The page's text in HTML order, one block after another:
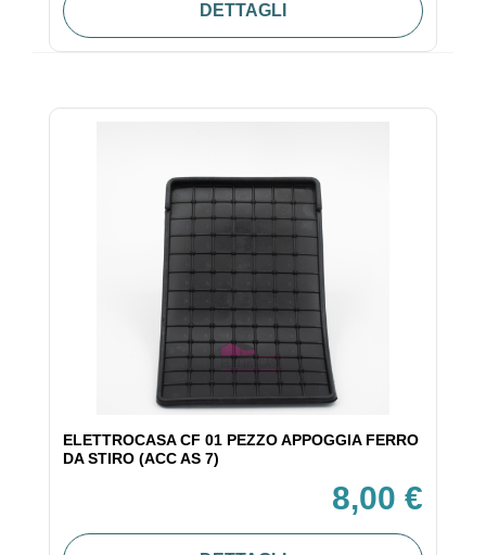
DETTAGLI
ELETTROCASA CF 01 PEZZO APPOGGIA FERRO
DA STIRO (ACC AS 7)
8,00 €